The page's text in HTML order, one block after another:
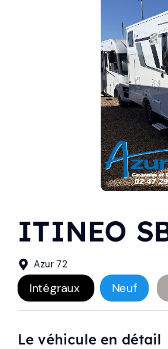
ITINEO
Azur 72
Intégraux Neuf
Le véhicule en détail